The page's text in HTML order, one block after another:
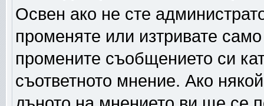
Освен ако не сте
променяте или изтривате
промените съобщението си
съответното мнение. Ако